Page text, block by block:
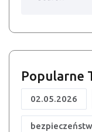
Popularne
02.05.2026